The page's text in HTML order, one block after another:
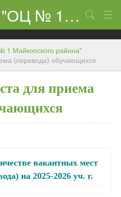
Сайт МБОУ "ОЦ № 1 Майкопского района"
учреждении
Поиск
Майкопского района"
(перевода) обучающихся
для приема
вакантных мест
на 2025-2026 уч. г.